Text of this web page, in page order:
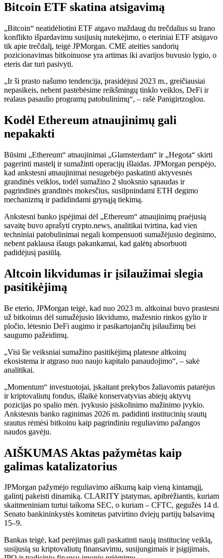
Bitcoin ETF skatina atsigavimą
„Bitcoin“ neatidėliotini ETF atgavo maždaug du trečdalius su Irano
konflikto išpardavimu susijusių nutekėjimo, o eteriniai ETF atsigavo
tik apie trečdalį, teigė JPMorgan. CME ateities sandorių
pozicionavimas bitkoinuose yra artimas iki avarijos buvusio lygio, o
eteris dar turi pasivyti.
„Ir ši prasto našumo tendencija, prasidėjusi 2023 m., greičiausiai
nepasikeis, nebent pastebėsime reikšmingų tinklo veiklos, DeFi ir
realaus pasaulio programų patobulinimų“, – rašė Panigirtzoglou.
Kodėl Ethereum atnaujinimų gali
nepakakti
Būsimi „Ethereum“ atnaujinimai „Glamsterdam“ ir „Hegota“ skirti
pagerinti mastelį ir sumažinti operacijų išlaidas. JPMorgan perspėjo,
kad ankstesni atnaujinimai nesugebėjo paskatinti aktyvesnės
grandinės veiklos, todėl sumažino 2 sluoksnio sąnaudas ir
pagrindinės grandinės mokesčius, susilpnindami ETH degimo
mechanizmą ir padidindami grynąją tiekimą.
Ankstesni banko įspėjimai dėl „Ethereum“ atnaujinimų praėjusią
savaitę buvo aprašyti crypto.news, analitikai tvirtina, kad vien
techniniai patobulinimai negali kompensuoti sumažėjusio deginimo,
nebent paklausa išaugs pakankamai, kad galėtų absorbuoti
padidėjusį pasiūlą.
Altcoin likvidumas ir įsilaužimai slegia
pasitikėjimą
Be eterio, JPMorgan teigė, kad nuo 2023 m. altkoinai buvo prastesni
už bitkoinus dėl sumažėjusio likvidumo, mažesnio rinkos gylio ir
pločio, lėtesnio DeFi augimo ir pasikartojančių įsilaužimų bei
saugumo pažeidimų.
„Visi šie veiksniai sumažino pasitikėjimą platesne altkoinų
ekosistema ir atgraso nuo naujo kapitalo panaudojimo“, – sakė
analitikai.
„Momentum“ investuotojai, įskaitant prekybos žaliavomis patarėjus
ir kriptovaliutų fondus, išlaikė konservatyvias abiejų aktyvų
pozicijas po spalio mėn. įvykusio įsiskolinimo mažinimo įvykio.
Ankstesnis banko raginimas 2026 m. padidinti institucinių srautų
srautus rėmėsi bitkoinu kaip pagrindiniu reguliavimo pažangos
naudos gavėju.
AIŠKUMAS Aktas pažymėtas kaip
galimas katalizatorius
JPMorgan pažymėjo reguliavimo aiškumą kaip vieną kintamąjį,
galintį pakeisti dinamiką. CLARITY įstatymas, apibrėžiantis, kuriam
skaitmeniniam turtui taikoma SEC, o kuriam – CFTC, gegužės 14 d.
Senato bankininkystės komitetas patvirtino dviejų partijų balsavimą
15–9.
Bankas teigė, kad perėjimas gali paskatinti naują institucinę veiklą,
susijusią su kriptovaliutų finansavimu, susijungimais ir įsigijimais,